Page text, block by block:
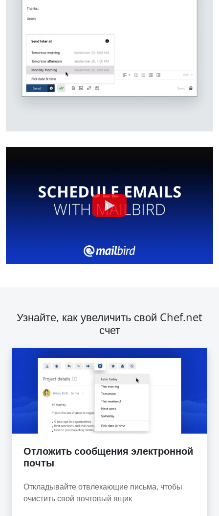
Узнайте, как увеличить свой Chef.net
счет
Отложить сообщения электронной
почты
Откладывайте отвлекающие письма, чтобы
очистить свой почтовый ящик